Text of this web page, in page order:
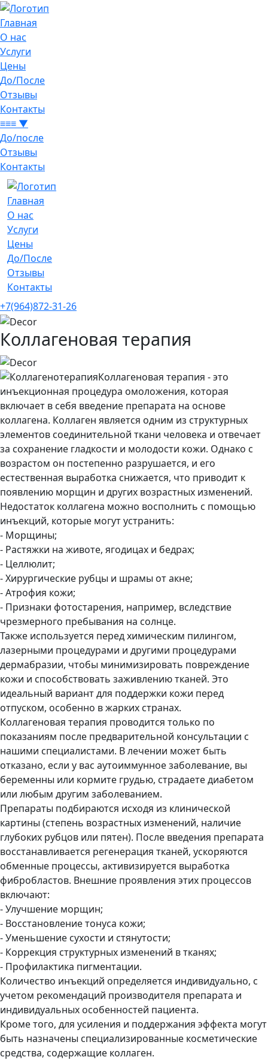
Главная
О нас
Услуги
Цены
До/После
Отзывы
Контакты
≡≡≡ ▼
До/после
Отзывы
Контакты
Главная
О нас
Услуги
Цены
До/После
Отзывы
Контакты
+7(964)872-31-26
Коллагеновая терапия
Коллагеновая терапия - это
инъекционная процедура омоложения, которая
включает в себя введение препарата на основе
коллагена. Коллаген является одним из структурных
элементов соединительной ткани человека и отвечает
за сохранение гладкости и молодости кожи. Однако с
возрастом он постепенно разрушается, и его
естественная выработка снижается, что приводит к
появлению морщин и других возрастных изменений.
Недостаток коллагена можно восполнить с помощью
инъекций, которые могут устранить:
- Морщины;
- Растяжки на животе, ягодицах и бедрах;
- Целлюлит;
- Хирургические рубцы и шрамы от акне;
- Атрофия кожи;
- Признаки фотостарения, например, вследствие
чрезмерного пребывания на солнце.
Также используется перед химическим пилингом,
лазерными процедурами и другими процедурами
дермабразии, чтобы минимизировать повреждение
кожи и способствовать заживлению тканей. Это
идеальный вариант для поддержки кожи перед
отпуском, особенно в жарких странах.
Коллагеновая терапия проводится только по
показаниям после предварительной консультации с
нашими специалистами. В лечении может быть
отказано, если у вас аутоиммунное заболевание, вы
беременны или кормите грудью, страдаете диабетом
или любым другим заболеванием.
Препараты подбираются исходя из клинической
картины (степень возрастных изменений, наличие
глубоких рубцов или пятен). После введения препарата
восстанавливается регенерация тканей, ускоряются
обменные процессы, активизируется выработка
фибробластов. Внешние проявления этих процессов
включают:
- Улучшение морщин;
- Восстановление тонуса кожи;
- Уменьшение сухости и стянутости;
- Коррекция структурных изменений в тканях;
- Профилактика пигментации.
Количество инъекций определяется индивидуально, с
учетом рекомендаций производителя препарата и
индивидуальных особенностей пациента.
Кроме того, для усиления и поддержания эффекта могут
быть назначены специализированные косметические
средства, содержащие коллаген.